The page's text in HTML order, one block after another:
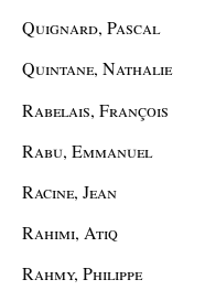
Quignard, Pascal
Quintane, Nathalie
Rabelais, François
Rabu, Emmanuel
Racine, Jean
Rahimi, Atiq
Rahmy, Philippe